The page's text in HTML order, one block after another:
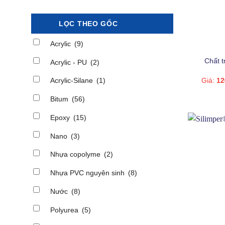
LỌC THEO GỐC
Acrylic (9)
Acrylic - PU (2)
Acrylic-Silane (1)
Bitum (56)
Epoxy (15)
Nano (3)
Nhựa copolyme (2)
Nhựa PVC nguyên sinh (8)
Nước (8)
Polyurea (5)
Chất
Giá: